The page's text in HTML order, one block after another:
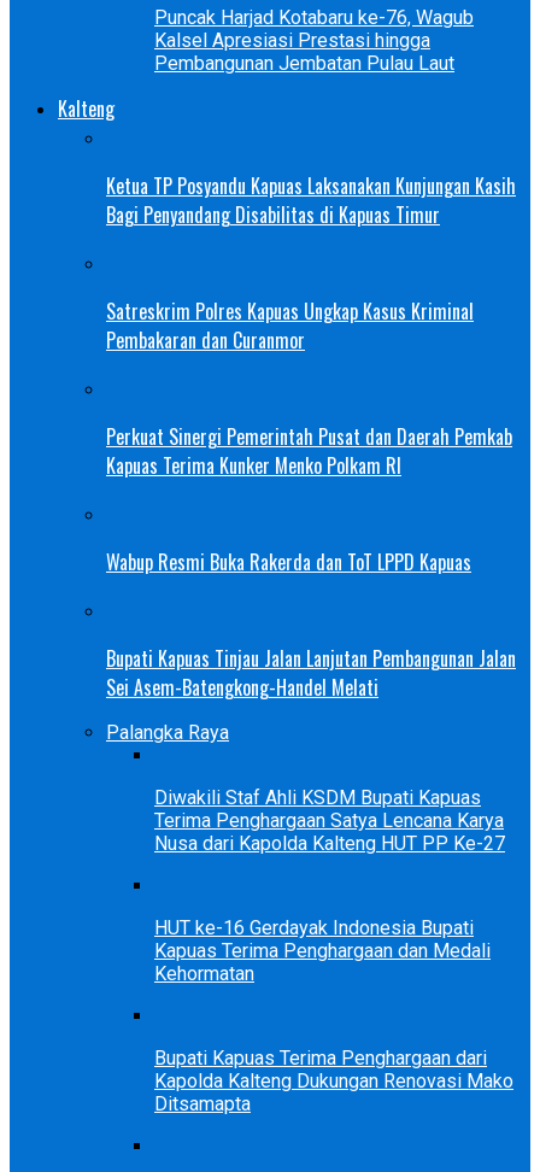
Puncak Harjad Kotabaru ke-76, Wagub
Kalsel Apresiasi Prestasi hingga
Pembangunan Jembatan Pulau Laut
Kalteng
Ketua TP Posyandu Kapuas Laksanakan Kunjungan Kasih
Bagi Penyandang Disabilitas di Kapuas Timur
Satreskrim Polres Kapuas Ungkap Kasus Kriminal
Pembakaran dan Curanmor
Perkuat Sinergi Pemerintah Pusat dan Daerah Pemkab
Kapuas Terima Kunker Menko Polkam RI
Wabup Resmi Buka Rakerda dan ToT LPPD Kapuas
Bupati Kapuas Tinjau Jalan Lanjutan Pembangunan Jalan
Sei Asem-Batengkong-Handel Melati
Palangka Raya
Diwakili Staf Ahli KSDM Bupati Kapuas
Terima Penghargaan Satya Lencana Karya
Nusa dari Kapolda Kalteng HUT PP Ke-27
HUT ke-16 Gerdayak Indonesia Bupati
Kapuas Terima Penghargaan dan Medali
Kehormatan
Bupati Kapuas Terima Penghargaan dari
Kapolda Kalteng Dukungan Renovasi Mako
Ditsamapta